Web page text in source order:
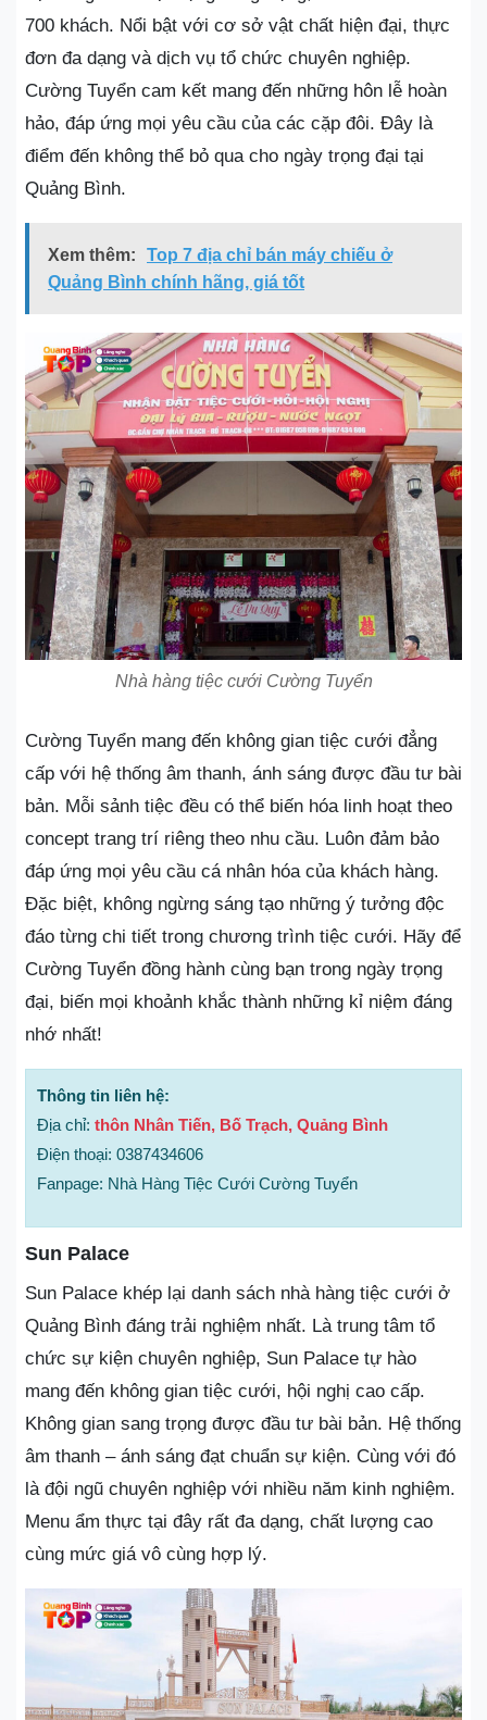
700 khách. Nổi bật với cơ sở vật chất hiện đại, thực
đơn đa dạng và dịch vụ tổ chức chuyên nghiệp.
Cường Tuyển cam kết mang đến những hôn lễ hoàn
hảo, đáp ứng mọi yêu cầu của các cặp đôi. Đây là
điểm đến không thể bỏ qua cho ngày trọng đại tại
Quảng Bình.
Xem thêm:
Top 7 địa chỉ bán máy chiếu ở
Quảng Bình chính hãng, giá tốt
Nhà hàng tiệc cưới Cường Tuyển
Cường Tuyển mang đến không gian tiệc cưới đẳng
cấp với hệ thống âm thanh, ánh sáng được đầu tư bài
bản. Mỗi sảnh tiệc đều có thể biến hóa linh hoạt theo
concept trang trí riêng theo nhu cầu. Luôn đảm bảo
đáp ứng mọi yêu cầu cá nhân hóa của khách hàng.
Đặc biệt, không ngừng sáng tạo những ý tưởng độc
đáo từng chi tiết trong chương trình tiệc cưới. Hãy để
Cường Tuyển đồng hành cùng bạn trong ngày trọng
đại, biến mọi khoảnh khắc thành những kỉ niệm đáng
nhớ nhất!
Thông tin liên hệ:
Địa chỉ: thôn Nhân Tiến, Bố Trạch, Quảng Bình
Điện thoại: 0387434606
Fanpage: Nhà Hàng Tiệc Cưới Cường Tuyển
Sun Palace
Sun Palace khép lại danh sách nhà hàng tiệc cưới ở
Quảng Bình đáng trải nghiệm nhất. Là trung tâm tổ
chức sự kiện chuyên nghiệp, Sun Palace tự hào
mang đến không gian tiệc cưới, hội nghị cao cấp.
Không gian sang trọng được đầu tư bài bản. Hệ thống
âm thanh – ánh sáng đạt chuẩn sự kiện. Cùng với đó
là đội ngũ chuyên nghiệp với nhiều năm kinh nghiệm.
Menu ẩm thực tại đây rất đa dạng, chất lượng cao
cùng mức giá vô cùng hợp lý.